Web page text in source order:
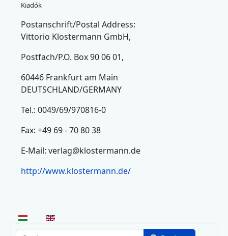
Kiadók
Postanschrift/Postal Address:
Vittorio Klostermann GmbH,
Postfach/P.O. Box 90 06 01,
60446 Frankfurt am Main
DEUTSCHLAND/GERMANY
Tel.: 0049/69/970816-0
Fax: +49 69 - 70 80 38
E-Mail: verlag@klostermann.de
http://www.klostermann.de/
Sprache auswählen